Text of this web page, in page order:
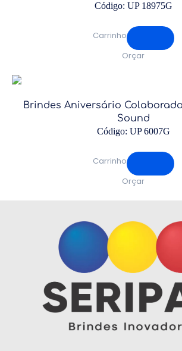
Código: UP 18975G
Carrinho
Orçar
Brindes Aniversário
Sound
Código: UP 6007G
Carrinho
Orçar